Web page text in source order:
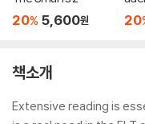
20% 5,600원 20
책소개
Extensive reading is